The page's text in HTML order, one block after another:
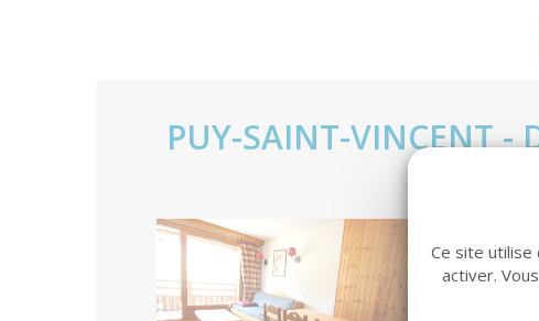
PUY-SAINT-VINCENT -
Ce site utilise
activer.